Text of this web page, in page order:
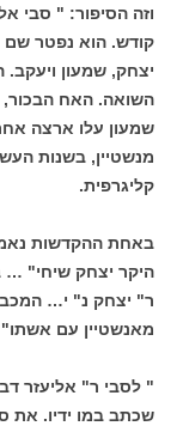
וזה הסיפור: " סבי
קודש. הוא נפטר שם
יצחק, שמעון
השואה. האח הבכור,
שמעון עלו ארצה
מנשטיין, בשנות
קליגרפית.
באחת ההקדשות
היקר יצחק שיחי" …
ר" יצחק נ" י…
מאנשטיין עם אשתו" .
" לסבי ר" אליעזר
שכתב במו ידיו.